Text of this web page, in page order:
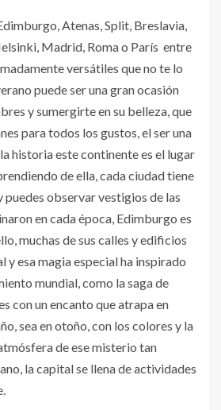
Atenas, Split, Breslavia,
Madrid, Roma o París entre
versátiles que no te lo
puede ser una gran ocasión
y sumergirte en su belleza, que
para todos los gustos, el ser una
historia este continente es el lugar
de ella, cada ciudad tiene
puedes observar vestigios de las
en cada época, Edimburgo es
muchas de sus calles y edificios
y esa magia especial ha inspirado
mundial, como la saga de
con un encanto que atrapa en
sea en otoño, con los colores y la
de ese misterio tan
la capital se llena de actividades